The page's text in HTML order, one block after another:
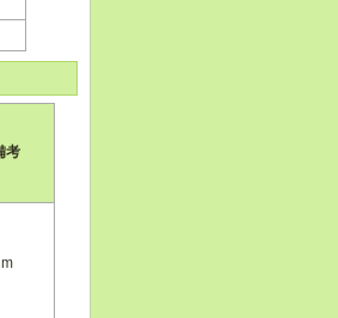
考